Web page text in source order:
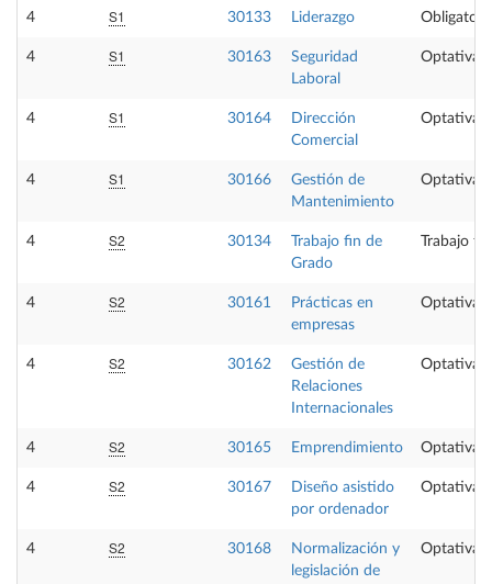
4 S1 30133 Liderazgo
4 S1 30163
Seguridad
Laboral
Optativa
4 S1 30164
Dirección
Comercial
Optativa
4 S1 30166
Gestión de
Mantenimiento
Optativa
4 S2 30134
Trabajo fin de
Grado
Trabajo
4 S2 30161
Prácticas en
empresas
Optativa
4 S2 30162
Gestión de
Relaciones
Internacionales
Optativa
4 S2 30165 Emprendimiento Optativa
4 S2 30167
Diseño asistido
por ordenador
Optativa
4 S2 30168
Normalización y
legislación de
Optativa